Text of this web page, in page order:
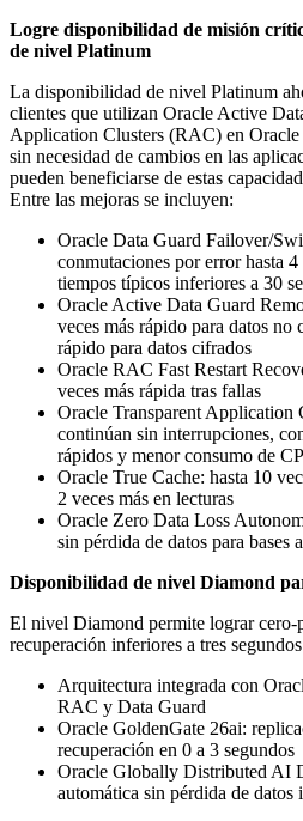
Logre disponibilidad de misión
de nivel Platinum
La disponibilidad de nivel Platinum
clientes que utilizan Oracle Active
Application Clusters (RAC) en
sin necesidad de cambios en las
pueden beneficiarse de estas
Entre las mejoras se incluyen:
Oracle Data Guard Failover/
conmutaciones por error hasta
tiempos típicos inferiores a 30
Oracle Active Data Guard
veces más rápido para datos no
rápido para datos cifrados
Oracle RAC Fast Restart
veces más rápida tras fallas
Oracle Transparent Application
continúan sin interrupciones,
rápidos y menor consumo de
Oracle True Cache: hasta 10
2 veces más en lecturas
Oracle Zero Data Loss
sin pérdida de datos para bases
Disponibilidad de nivel Diamond
El nivel Diamond permite lograr cero-
recuperación inferiores a tres
Arquitectura integrada con
RAC y Data Guard
Oracle GoldenGate 26ai:
recuperación en 0 a 3 segundos
Oracle Globally Distributed AI
automática sin pérdida de datos